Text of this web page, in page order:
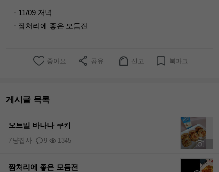
· 11/09 저녁
· 짬처리에 좋은 모둠전
좋아요 공유 신고 북마크
게시글 목록
오트밀 바나나 쿠키
9 1345
7냥집사
짬처리에 좋은 모둠전